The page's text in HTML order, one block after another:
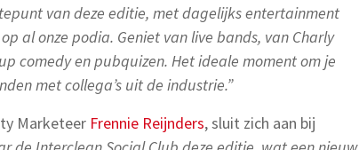
van deze editie, met dagelijks entertainment
al onze podia. Geniet van live bands, van Charly
comedy en pubquizen. Het ideale moment om je
met collega’s uit de industrie.”
Marketeer Frennie Reijnders, sluit zich aan bij